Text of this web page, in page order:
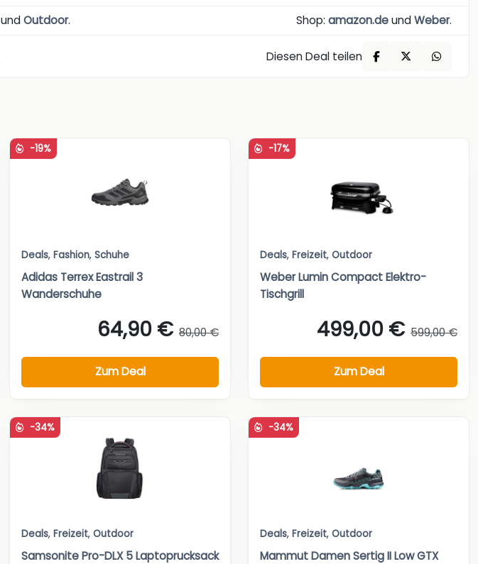
undOutdoor. Shop: amazon.deundWeber.
Diesen Deal teilen
-19%
Deals, Fashion, Schuhe
Adidas Terrex Eastrail 3
Wanderschuhe
64,90 € 80,00 €
Zum Deal
-17%
Deals, Freizeit, Outdoor
Weber Lumin Compact Elektro-
Tischgrill
499,00 € 599,00 €
Zum Deal
-34%
Deals, Freizeit, Outdoor
Samsonite Pro-DLX 5 Laptoprucksack
-34%
Deals, Freizeit, Outdoor
Mammut Damen Sertig II Low GTX